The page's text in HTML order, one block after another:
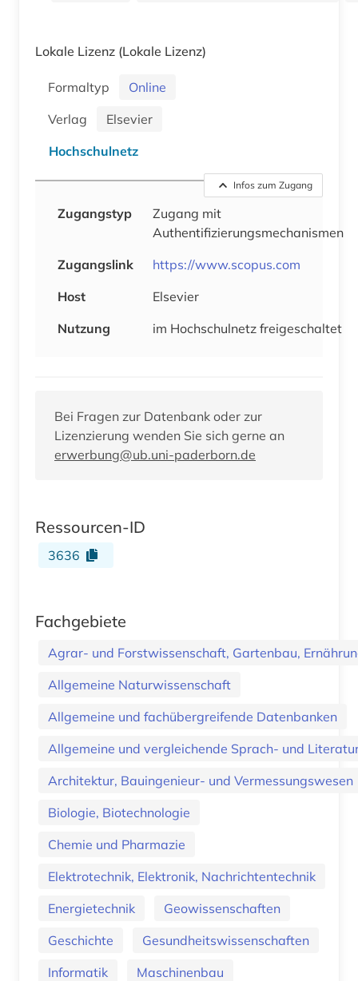
Lokale Lizenz (Lokale Lizenz)
Formaltyp
Online
Verlag
Elsevier
Hochschulnetz
Infos zum Zugang
Zugangstyp
Zugang mit
Authentifizierungsmechanismen
Zugangslink
https://www.scopus.com
Host
Elsevier
Nutzung
im Hochschulnetz freigeschaltet
Bei Fragen zur Datenbank oder zur
Lizenzierung wenden Sie sich gerne an
erwerbung@ub.uni-paderborn.de
Ressourcen-ID
3636
Fachgebiete
Agrar- und Forstwissenschaft, Gartenbau,
Allgemeine Naturwissenschaft
Allgemeine und fachübergreifende Datenbanken
Allgemeine und vergleichende Sprach- und
Architektur, Bauingenieur- und Vermessungswesen
Biologie, Biotechnologie
Chemie und Pharmazie
Elektrotechnik, Elektronik, Nachrichtentechnik
Energietechnik
Geowissenschaften
Geschichte
Gesundheitswissenschaften
Informatik
Maschinenbau